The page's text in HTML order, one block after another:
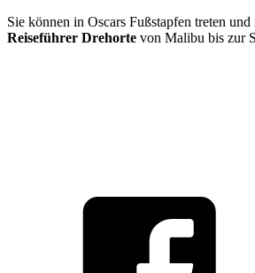
Sie können in Oscars Fußstapfen treten und
Reiseführer Drehorte von Malibu bis zur